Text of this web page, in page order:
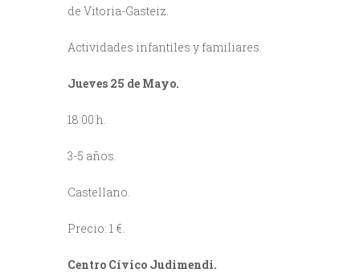
de Vitoria-Gasteiz.
Actividades infantiles y familiares.
Jueves 25 de Mayo.
18:00 h.
3-5 años.
Castellano.
Precio: 1 €.
Centro Cívico Judimendi.